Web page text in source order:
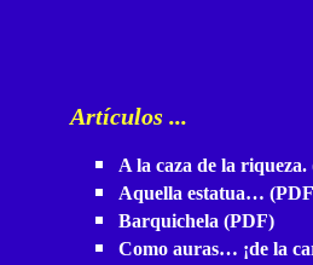
Artículos ...
A la caza de la riqueza.
Aquella estatua… (PDF
Barquichela (PDF)
Como auras… ¡de la